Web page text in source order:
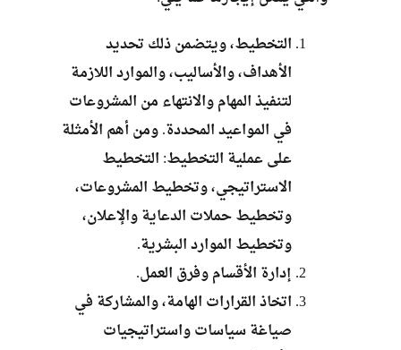
التخطيط، ويتضمن ذلك تحديد
الأهداف، والأساليب، والموارد اللازمة
لتنفيذ المهام والانتهاء من المشروعات
في المواعيد المحددة. ومن أهم الأمثلة
على عملية التخطيط: التخطيط
الاستراتيجي، وتخطيط المشروعات،
وتخطيط حملات الدعاية والإعلان،
وتخطيط الموارد البشرية.
إدارة الأقسام وفرق العمل.
اتخاذ القرارات الهامة، والمشاركة في
صياغة سياسات واستراتيجيات